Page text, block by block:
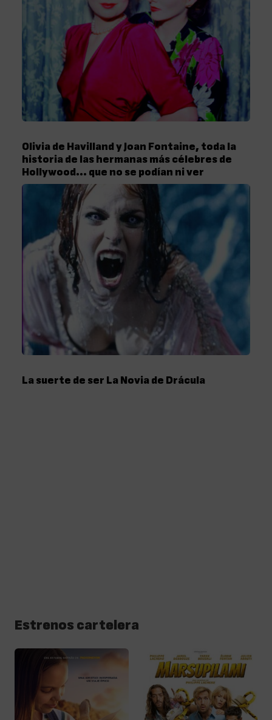
Olivia de Havilland y Joan Fontaine, toda la
historia de las hermanas más célebres de
Hollywood… que no se podían ni ver
La suerte de ser La Novia de Drácula
Estrenos cartelera